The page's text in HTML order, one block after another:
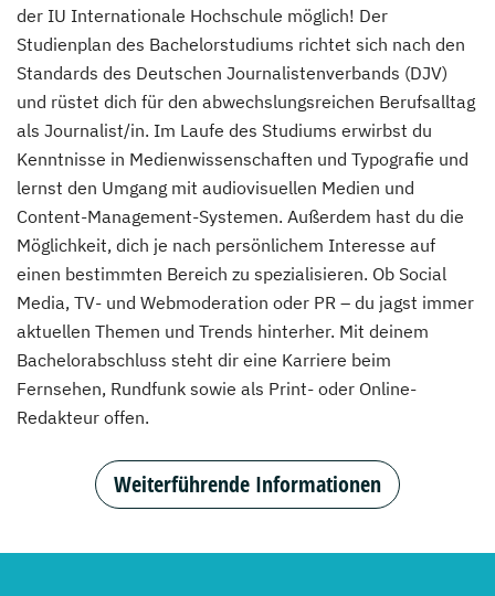
der IU Internationale Hochschule möglich! Der
Studienplan des Bachelorstudiums richtet sich nach den
Standards des Deutschen Journalistenverbands (DJV)
und rüstet dich für den abwechslungsreichen Berufsalltag
als Journalist/in. Im Laufe des Studiums erwirbst du
Kenntnisse in Medienwissenschaften und Typografie und
lernst den Umgang mit audiovisuellen Medien und
Content-Management-Systemen. Außerdem hast du die
Möglichkeit, dich je nach persönlichem Interesse auf
einen bestimmten Bereich zu spezialisieren. Ob Social
Media, TV- und Webmoderation oder PR – du jagst immer
aktuellen Themen und Trends hinterher. Mit deinem
Bachelorabschluss steht dir eine Karriere beim
Fernsehen, Rundfunk sowie als Print- oder Online-
Redakteur offen.
Weiterführende Informationen